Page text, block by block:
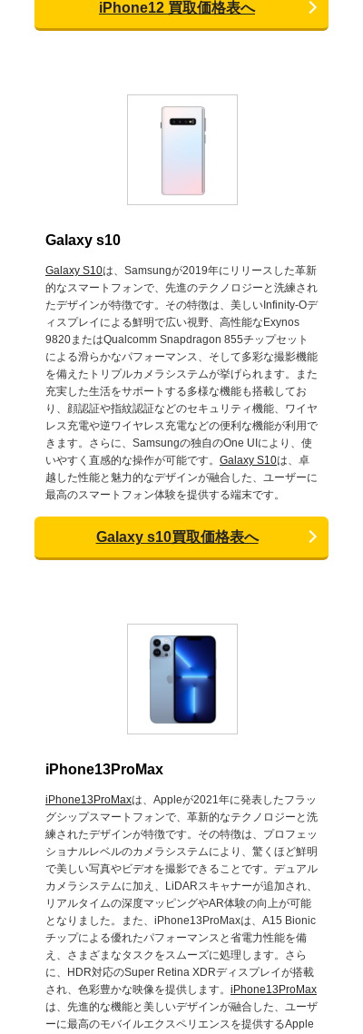
iPhone12 買取価格表へ
Galaxy s10
Galaxy S10は、Samsungが2019年にリリースした革新
的なスマートフォンで、先進のテクノロジーと洗練され
たデザインが特徴です。その特徴は、美しいInfinity-Oデ
ィスプレイによる鮮明で広い視野、高性能なExynos
9820またはQualcomm Snapdragon 855チップセット
による滑らかなパフォーマンス、そして多彩な撮影機能
を備えたトリプルカメラシステムが挙げられます。また
充実した生活をサポートする多様な機能も搭載してお
り、顔認証や指紋認証などのセキュリティ機能、ワイヤ
レス充電や逆ワイヤレス充電などの便利な機能が利用で
きます。さらに、Samsungの独自のOne UIにより、使
いやすく直感的な操作が可能です。 Galaxy S10は、卓
越した性能と魅力的なデザインが融合した、ユーザーに
最高のスマートフォン体験を提供する端末です。
Galaxy s10買取価格表へ
iPhone13ProMax
iPhone13ProMaxは、Appleが2021年に発表したフラッ
グシップスマートフォンで、革新的なテクノロジーと洗
練されたデザインが特徴です。その特徴は、プロフェッ
ショナルレベルのカメラシステムにより、驚くほど鮮明
で美しい写真やビデオを撮影できることです。デュアル
カメラシステムに加え、LiDARスキャナーが追加され、
リアルタイムの深度マッピングやAR体験の向上が可能
となりました。また、iPhone13ProMaxは、A15 Bionic
チップによる優れたパフォーマンスと省電力性能を備
え、さまざまなタスクをスムーズに処理します。さら
に、HDR対応のSuper Retina XDRディスプレイが搭載
され、色彩豊かな映像を提供します。 iPhone13ProMax
は、先進的な機能と美しいデザインが融合した、ユーザ
ーに最高のモバイルエクスペリエンスを提供するApple